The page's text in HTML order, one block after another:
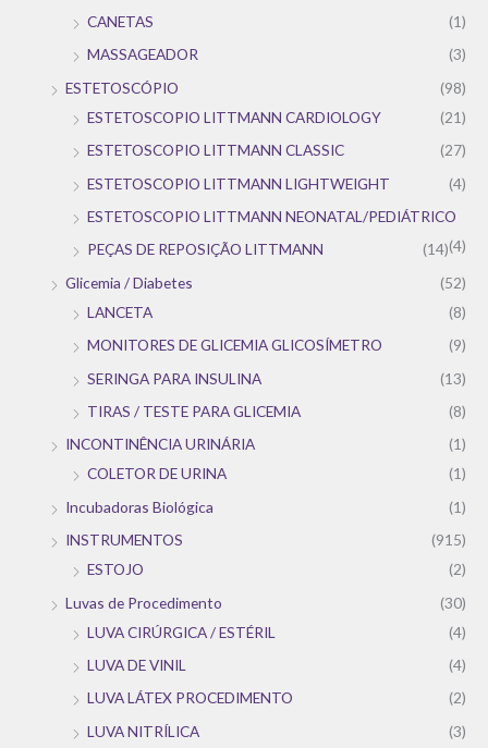
CANETAS
(1)
MASSAGEADOR
(3)
ESTETOSCÓPIO
(98)
ESTETOSCOPIO LITTMANN CARDIOLOGY
(21)
ESTETOSCOPIO LITTMANN CLASSIC
(27)
ESTETOSCOPIO LITTMANN LIGHTWEIGHT
(4)
ESTETOSCOPIO LITTMANN NEONATAL/PEDIÁTRICO
(4)
PEÇAS DE REPOSIÇÃO LITTMANN
(14)
Glicemia / Diabetes
(52)
LANCETA
(8)
MONITORES DE GLICEMIA GLICOSÍMETRO
(9)
SERINGA PARA INSULINA
(13)
TIRAS / TESTE PARA GLICEMIA
(8)
INCONTINÊNCIA URINÁRIA
(1)
COLETOR DE URINA
(1)
Incubadoras Biológica
(1)
INSTRUMENTOS
(915)
ESTOJO
(2)
Luvas de Procedimento
(30)
LUVA CIRÚRGICA / ESTÉRIL
(4)
LUVA DE VINIL
(4)
LUVA LÁTEX PROCEDIMENTO
(2)
LUVA NITRÍLICA
(3)